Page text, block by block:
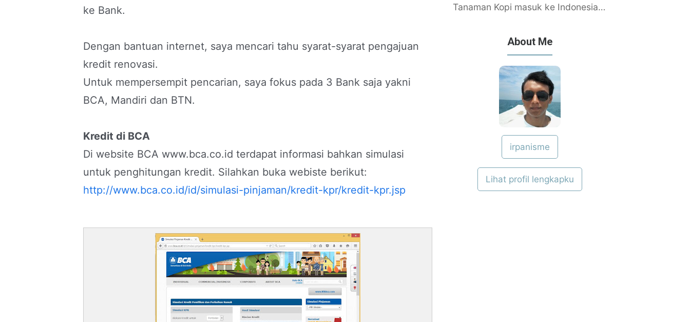
ke Bank.
Dengan bantuan internet, saya mencari tahu syarat-syarat pengajuan
kredit renovasi.
Untuk mempersempit pencarian, saya fokus pada 3 Bank saja yakni
BCA, Mandiri dan BTN.
Kredit di BCA
Di website BCA www.bca.co.id terdapat informasi bahkan simulasi
untuk penghitungan kredit. Silahkan buka webiste berikut:
http://www.bca.co.id/id/simulasi-pinjaman/kredit-kpr/kredit-kpr.jsp
Tanaman Kopi masuk ke Indonesia…
About Me
irpanisme
Lihat profil lengkapku